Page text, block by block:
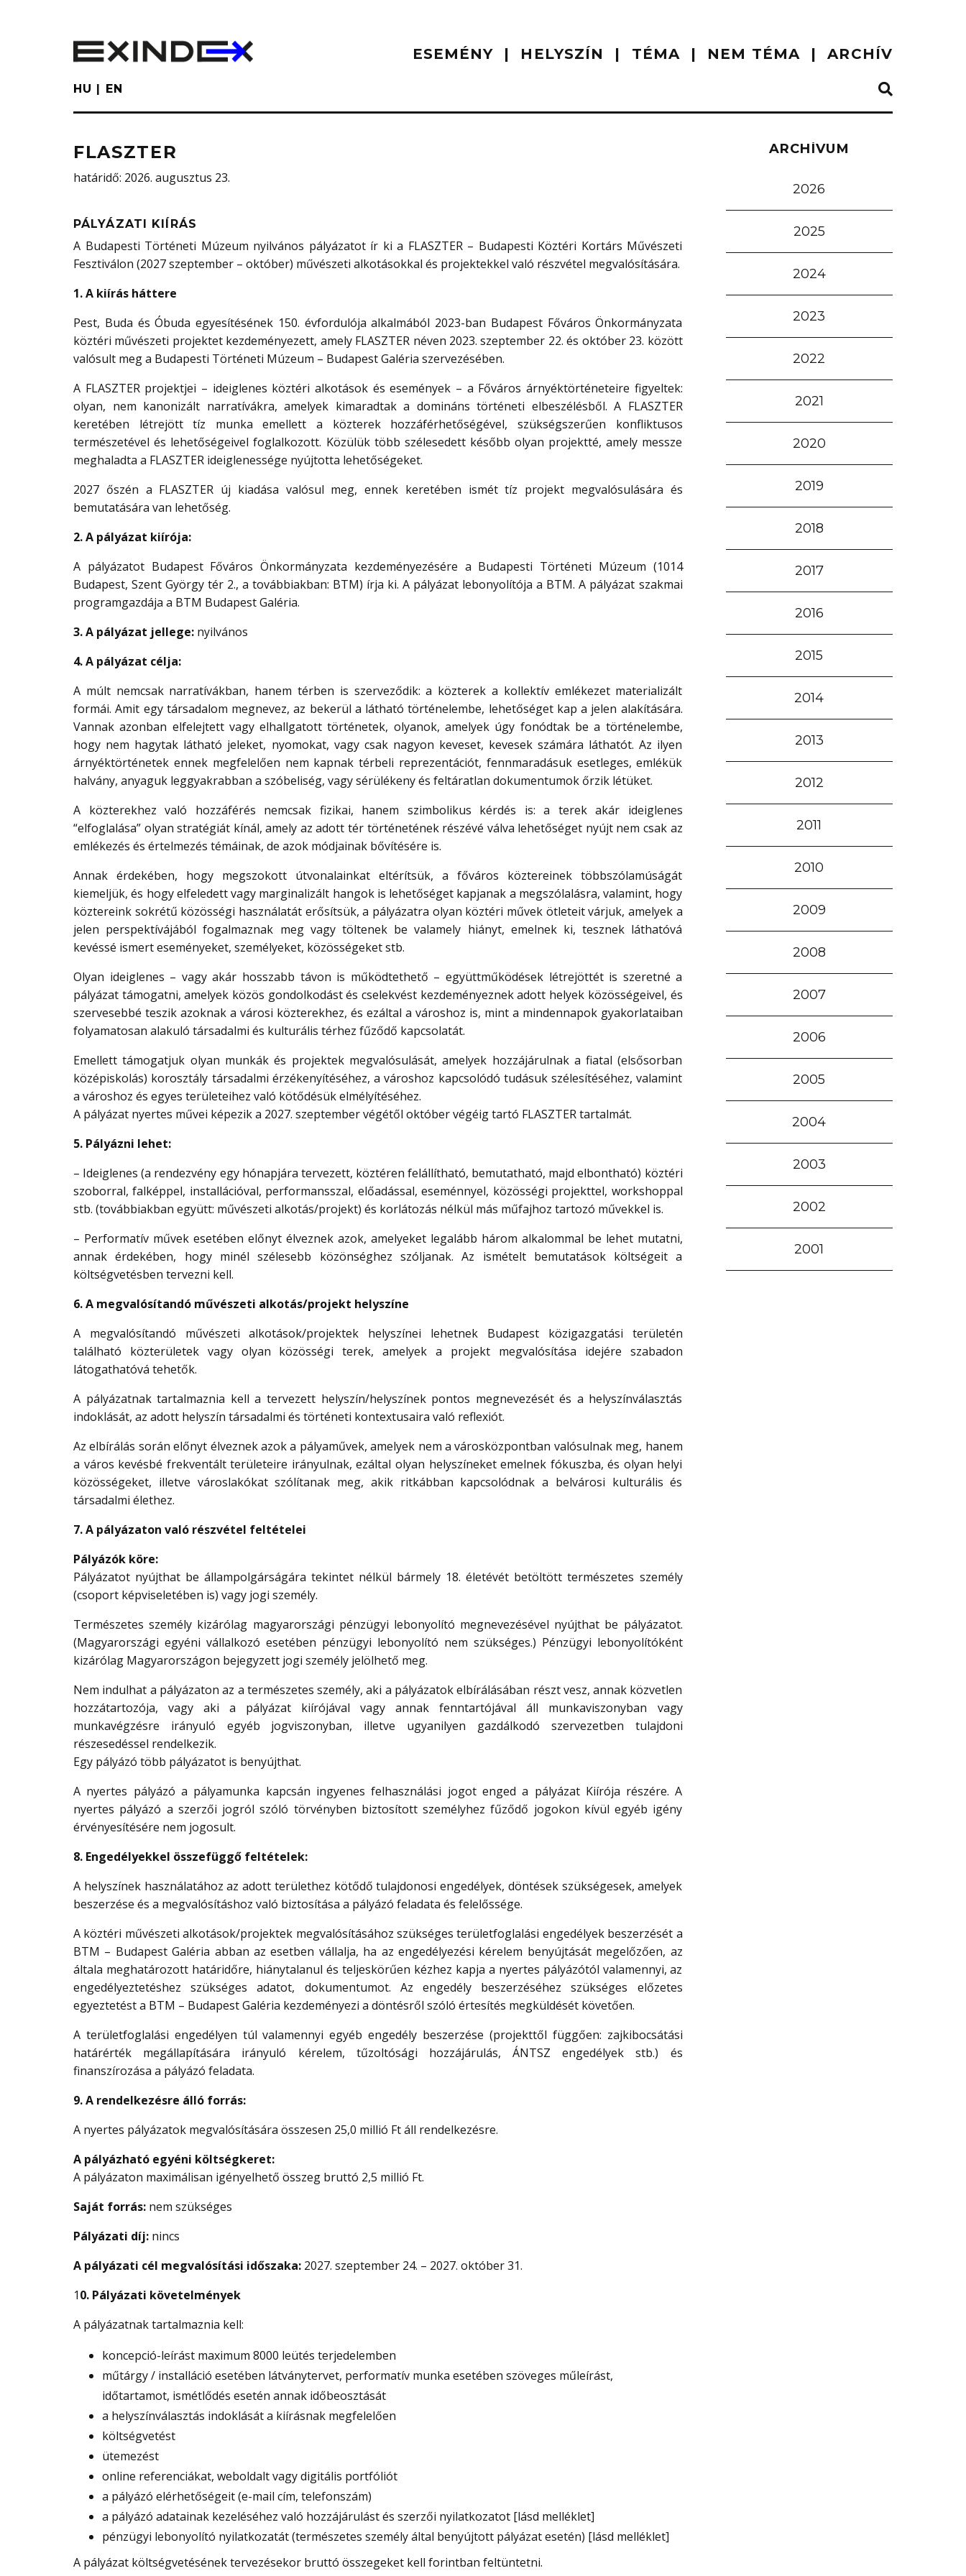
ESEMÉNY HELYSZÍN TÉMA NEM TÉMA ARCHÍV
HU EN
FLASZTER
határidő: 2026. augusztus 23.
PÁLYÁZATI KIÍRÁS
A Budapesti Történeti Múzeum nyilvános pályázatot ír ki a FLASZTER – Budapesti Köztéri Kortárs Művészeti
Fesztiválon (2027 szeptember – október) művészeti alkotásokkal és projektekkel való részvétel megvalósítására.
1. A kiírás háttere
Pest, Buda és Óbuda egyesítésének 150. évfordulója alkalmából 2023-ban Budapest Főváros Önkormányzata
köztéri művészeti projektet kezdeményezett, amely FLASZTER néven 2023. szeptember 22. és október 23. között
valósult meg a Budapesti Történeti Múzeum – Budapest Galéria szervezésében.
A FLASZTER projektjei – ideiglenes köztéri alkotások és események – a Főváros árnyéktörténeteire figyeltek:
olyan, nem kanonizált narratívákra, amelyek kimaradtak a domináns történeti elbeszélésből. A FLASZTER
keretében létrejött tíz munka emellett a közterek hozzáférhetőségével, szükségszerűen konfliktusos
természetével és lehetőségeivel foglalkozott. Közülük több szélesedett később olyan projektté, amely messze
meghaladta a FLASZTER ideiglenessége nyújtotta lehetőségeket.
2027 őszén a FLASZTER új kiadása valósul meg, ennek keretében ismét tíz projekt megvalósulására és
bemutatására van lehetőség.
2. A pályázat kiírója:
A pályázatot Budapest Főváros Önkormányzata kezdeményezésére a Budapesti Történeti Múzeum (1014
Budapest, Szent György tér 2., a továbbiakban: BTM) írja ki. A pályázat lebonyolítója a BTM. A pályázat szakmai
programgazdája a BTM Budapest Galéria.
3. A pályázat jellege: nyilvános
4. A pályázat célja:
A múlt nemcsak narratívákban, hanem térben is szerveződik: a közterek a kollektív emlékezet materializált
formái. Amit egy társadalom megnevez, az bekerül a látható történelembe, lehetőséget kap a jelen alakítására.
Vannak azonban elfelejtett vagy elhallgatott történetek, olyanok, amelyek úgy fonódtak be a történelembe,
hogy nem hagytak látható jeleket, nyomokat, vagy csak nagyon keveset, kevesek számára láthatót. Az ilyen
árnyéktörténetek ennek megfelelően nem kapnak térbeli reprezentációt, fennmaradásuk esetleges, emlékük
halvány, anyaguk leggyakrabban a szóbeliség, vagy sérülékeny és feltáratlan dokumentumok őrzik létüket.
A közterekhez való hozzáférés nemcsak fizikai, hanem szimbolikus kérdés is: a terek akár ideiglenes
“elfoglalása” olyan stratégiát kínál, amely az adott tér történetének részévé válva lehetőséget nyújt nem csak az
emlékezés és értelmezés témáinak, de azok módjainak bővítésére is.
Annak érdekében, hogy megszokott útvonalainkat eltérítsük, a főváros köztereinek többszólamúságát
kiemeljük, és hogy elfeledett vagy marginalizált hangok is lehetőséget kapjanak a megszólalásra, valamint, hogy
köztereink sokrétű közösségi használatát erősítsük, a pályázatra olyan köztéri művek ötleteit várjuk, amelyek a
jelen perspektívájából fogalmaznak meg vagy töltenek be valamely hiányt, emelnek ki, tesznek láthatóvá
kevéssé ismert eseményeket, személyeket, közösségeket stb.
Olyan ideiglenes – vagy akár hosszabb távon is működtethető – együttműködések létrejöttét is szeretné a
pályázat támogatni, amelyek közös gondolkodást és cselekvést kezdeményeznek adott helyek közösségeivel, és
szervesebbé teszik azoknak a városi közterekhez, és ezáltal a városhoz is, mint a mindennapok gyakorlataiban
folyamatosan alakuló társadalmi és kulturális térhez fűződő kapcsolatát.
Emellett támogatjuk olyan munkák és projektek megvalósulását, amelyek hozzájárulnak a fiatal (elsősorban
középiskolás) korosztály társadalmi érzékenyítéséhez, a városhoz kapcsolódó tudásuk szélesítéséhez, valamint
a városhoz és egyes területeihez való kötődésük elmélyítéséhez.
A pályázat nyertes művei képezik a 2027. szeptember végétől október végéig tartó FLASZTER tartalmát.
5. Pályázni lehet:
– Ideiglenes (a rendezvény egy hónapjára tervezett, köztéren felállítható, bemutatható, majd elbontható) köztéri
szoborral, falképpel, installációval, performansszal, előadással, eseménnyel, közösségi projekttel, workshoppal
stb. (továbbiakban együtt: művészeti alkotás/projekt) és korlátozás nélkül más műfajhoz tartozó művekkel is.
– Performatív művek esetében előnyt élveznek azok, amelyeket legalább három alkalommal be lehet mutatni,
annak érdekében, hogy minél szélesebb közönséghez szóljanak. Az ismételt bemutatások költségeit a
költségvetésben tervezni kell.
6. A megvalósítandó művészeti alkotás/projekt helyszíne
A megvalósítandó művészeti alkotások/projektek helyszínei lehetnek Budapest közigazgatási területén
található közterületek vagy olyan közösségi terek, amelyek a projekt megvalósítása idejére szabadon
látogathatóvá tehetők.
A pályázatnak tartalmaznia kell a tervezett helyszín/helyszínek pontos megnevezését és a helyszínválasztás
indoklását, az adott helyszín társadalmi és történeti kontextusaira való reflexiót.
Az elbírálás során előnyt élveznek azok a pályaművek, amelyek nem a városközpontban valósulnak meg, hanem
a város kevésbé frekventált területeire irányulnak, ezáltal olyan helyszíneket emelnek fókuszba, és olyan helyi
közösségeket, illetve városlakókat szólítanak meg, akik ritkábban kapcsolódnak a belvárosi kulturális és
társadalmi élethez.
7. A pályázaton való részvétel feltételei
Pályázók köre:
Pályázatot nyújthat be állampolgárságára tekintet nélkül bármely 18. életévét betöltött természetes személy
(csoport képviseletében is) vagy jogi személy.
Természetes személy kizárólag magyarországi pénzügyi lebonyolító megnevezésével nyújthat be pályázatot.
(Magyarországi egyéni vállalkozó esetében pénzügyi lebonyolító nem szükséges.) Pénzügyi lebonyolítóként
kizárólag Magyarországon bejegyzett jogi személy jelölhető meg.
Nem indulhat a pályázaton az a természetes személy, aki a pályázatok elbírálásában részt vesz, annak közvetlen
hozzátartozója, vagy aki a pályázat kiírójával vagy annak fenntartójával áll munkaviszonyban vagy
munkavégzésre irányuló egyéb jogviszonyban, illetve ugyanilyen gazdálkodó szervezetben tulajdoni
részesedéssel rendelkezik.
Egy pályázó több pályázatot is benyújthat.
A nyertes pályázó a pályamunka kapcsán ingyenes felhasználási jogot enged a pályázat Kiírója részére. A
nyertes pályázó a szerzői jogról szóló törvényben biztosított személyhez fűződő jogokon kívül egyéb igény
érvényesítésére nem jogosult.
8. Engedélyekkel összefüggő feltételek:
A helyszínek használatához az adott területhez kötődő tulajdonosi engedélyek, döntések szükségesek, amelyek
beszerzése és a megvalósításhoz való biztosítása a pályázó feladata és felelőssége.
A köztéri művészeti alkotások/projektek megvalósításához szükséges területfoglalási engedélyek beszerzését a
BTM – Budapest Galéria abban az esetben vállalja, ha az engedélyezési kérelem benyújtását megelőzően, az
általa meghatározott határidőre, hiánytalanul és teljeskörűen kézhez kapja a nyertes pályázótól valamennyi, az
engedélyeztetéshez szükséges adatot, dokumentumot. Az engedély beszerzéséhez szükséges előzetes
egyeztetést a BTM – Budapest Galéria kezdeményezi a döntésről szóló értesítés megküldését követően.
A területfoglalási engedélyen túl valamennyi egyéb engedély beszerzése (projekttől függően: zajkibocsátási
határérték megállapítására irányuló kérelem, tűzoltósági hozzájárulás, ÁNTSZ engedélyek stb.) és
finanszírozása a pályázó feladata.
9. A rendelkezésre álló forrás:
A nyertes pályázatok megvalósítására összesen 25,0 millió Ft áll rendelkezésre.
A pályázható egyéni költségkeret:
A pályázaton maximálisan igényelhető összeg bruttó 2,5 millió Ft.
Saját forrás: nem szükséges
Pályázati díj: nincs
A pályázati cél megvalósítási időszaka: 2027. szeptember 24. – 2027. október 31.
10. Pályázati követelmények
A pályázatnak tartalmaznia kell:
koncepció-leírást maximum 8000 leütés terjedelemben
műtárgy / installáció esetében látványtervet, performatív munka esetében szöveges műleírást,
időtartamot, ismétlődés esetén annak időbeosztását
a helyszínválasztás indoklását a kiírásnak megfelelően
költségvetést
ütemezést
online referenciákat, weboldalt vagy digitális portfóliót
a pályázó elérhetőségeit (e-mail cím, telefonszám)
a pályázó adatainak kezeléséhez való hozzájárulást és szerzői nyilatkozatot [lásd melléklet]
pénzügyi lebonyolító nyilatkozatát (természetes személy által benyújtott pályázat esetén) [lásd melléklet]
A pályázat költségvetésének tervezésekor bruttó összegeket kell forintban feltüntetni.
ARCHÍVUM
2026
2025
2024
2023
2022
2021
2020
2019
2018
2017
2016
2015
2014
2013
2012
2011
2010
2009
2008
2007
2006
2005
2004
2003
2002
2001